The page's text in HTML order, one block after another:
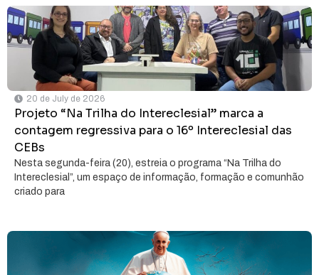
20 de July de 2026
Projeto “Na Trilha do Intereclesial” marca a
contagem regressiva para o 16º Intereclesial das
CEBs
Nesta segunda-feira (20), estreia o programa “Na Trilha do
Intereclesial”, um espaço de informação, formação e comunhão
criado para